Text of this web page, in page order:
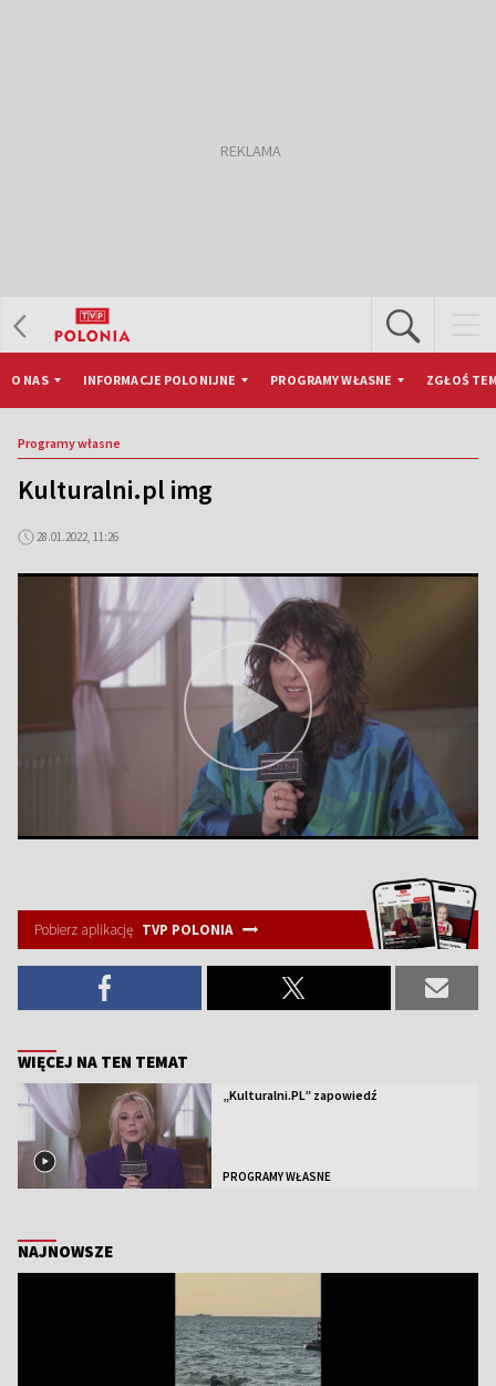
O NAS INFORMACJE POLONIJNE PROGRAMY WŁASNE ZGŁOŚ
Programy własne
Kulturalni.pl img
28.01.2022, 11:26
Pobierz aplikację TVP POLONIA
WIĘCEJ NA TEN TEMAT
„Kulturalni.PL” zapowiedź
PROGRAMY WŁASNE
NAJNOWSZE